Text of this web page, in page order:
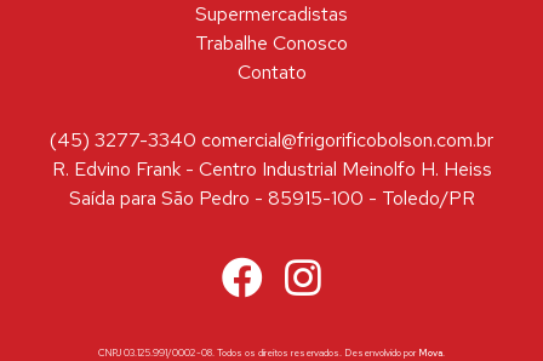
Supermercadistas
Trabalhe Conosco
Contato
(45) 3277-3340 comercial@frigorificobolson.com.br
R. Edvino Frank - Centro Industrial Meinolfo H. Heiss
Saída para São Pedro - 85915-100 - Toledo/PR
CNPJ 03.125.991/0002-08. Todos os direitos reservados. Desenvolvido por Mova.